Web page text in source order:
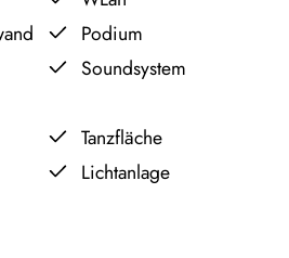
Podium
Soundsystem
Tanzfläche
Lichtanlage